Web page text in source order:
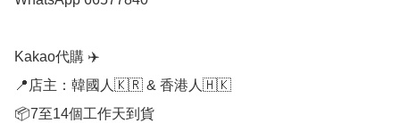
Kakao代購 ✈️
📍店主：韓國人🇰🇷 & 香港人🇭🇰
📦7至14個工作天到貨